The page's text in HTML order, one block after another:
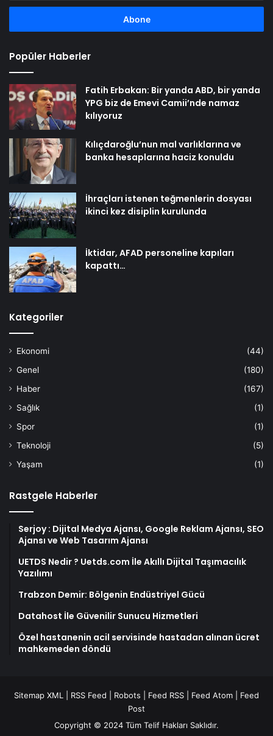
adresinizi
Popüler Haberler
Fatih Erbakan: Bir yanda ABD, bir yanda
YPG biz de Emevi Camii’nde namaz
kılıyoruz
Kılıçdaroğlu’nun mal varlıklarına ve
banka hesaplarına haciz konuldu
İhraçları istenen teğmenlerin dosyası
ikinci kez disiplin kurulunda
İktidar, AFAD personeline kapıları
kapattı…
Kategoriler
Ekonomi
(44)
Genel
(180)
Haber
(167)
Sağlık
(1)
Spor
(1)
Teknoloji
(5)
Yaşam
(1)
Rastgele Haberler
Serjoy : Dijital Medya Ajansı, Google Reklam Ajansı, SEO
Ajansı ve Web Tasarım Ajansı
UETDS Nedir ? Uetds.com İle Akıllı Dijital Taşımacılık
Yazılımı
Trabzon Demir: Bölgenin Endüstriyel Gücü
Datahost İle Güvenilir Sunucu Hizmetleri
Özel hastanenin acil servisinde hastadan alınan ücret
mahkemeden döndü
Sitemap XML RSS Feed Robots Feed RSS Feed Atom
Feed
Post
Copyright © 2024 Tüm Telif Hakları Saklıdır.